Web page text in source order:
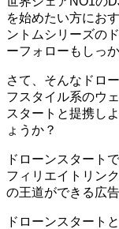
を始めたい方にお
ントムシリーズの
ーフォローもしっ
さて、そんなドロ
フスタイル系のウ
スタートと提携し
ょうか？
ドローンスタート
フィリエイトリン
の王道ができる広
ドローンスタート